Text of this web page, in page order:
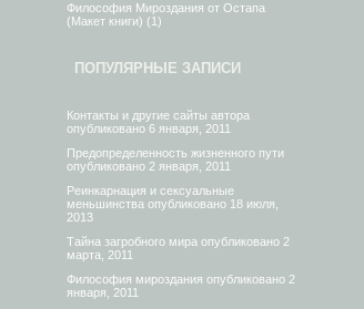
Философия Мироздания от Остапа
(Макет книги) (1)
ПОПУЛЯРНЫЕ ЗАПИСИ
Контакты и другие сайты автора
опубликовано 6 января, 2011
Предопределенность жизненного пути
опубликовано 2 января, 2011
Реинкарнация и сексуальные
меньшинства опубликовано 18 июля,
2013
Тайна загробного мира опубликовано 2
марта, 2011
Философия мироздания опубликовано 2
января, 2011